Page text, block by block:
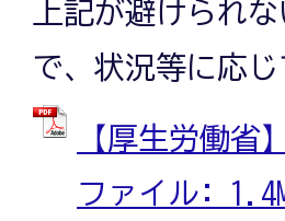
上記が避けられ
で、状況等に応
【厚生労働省
ファイル: